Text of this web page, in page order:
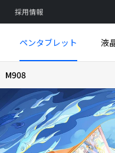
採用情報
ペンタブレット
M808
液
UE16
Trio Pad
Funbox 3D
ペ
M908